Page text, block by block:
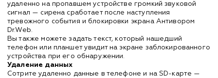
удаленно на пропавшем устройстве громкий звуковой
сигнал — сирена сработает после наступления
тревожного события и блокировки экрана Антивором
Dr.Web.
Вы также можете задать текст, который нашедший
телефон или планшет увидит на экране заблокированного
устройства при его обнаружении.
Удаление данных
Сотрите удаленно данные в телефоне и на SD-карте —